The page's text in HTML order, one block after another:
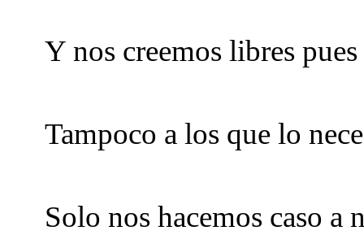
Y nos creemos libres
Tampoco a los que lo
Solo nos hacemos caso a